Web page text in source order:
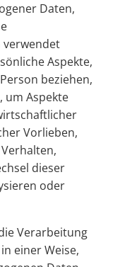
Daten,
verwendet
Aspekte,
beziehen,
um Aspekte
Vorlieben,
dieser
oder
Verarbeitung
einer Weise,